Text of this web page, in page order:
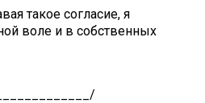
такое согласие, я
воле и в собственных